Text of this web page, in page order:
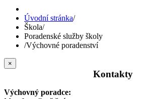
Úvodní stránka/
Škola/
Poradenské služby školy
/Výchovné poradenství
×
Kontakty
Výchovný poradce: